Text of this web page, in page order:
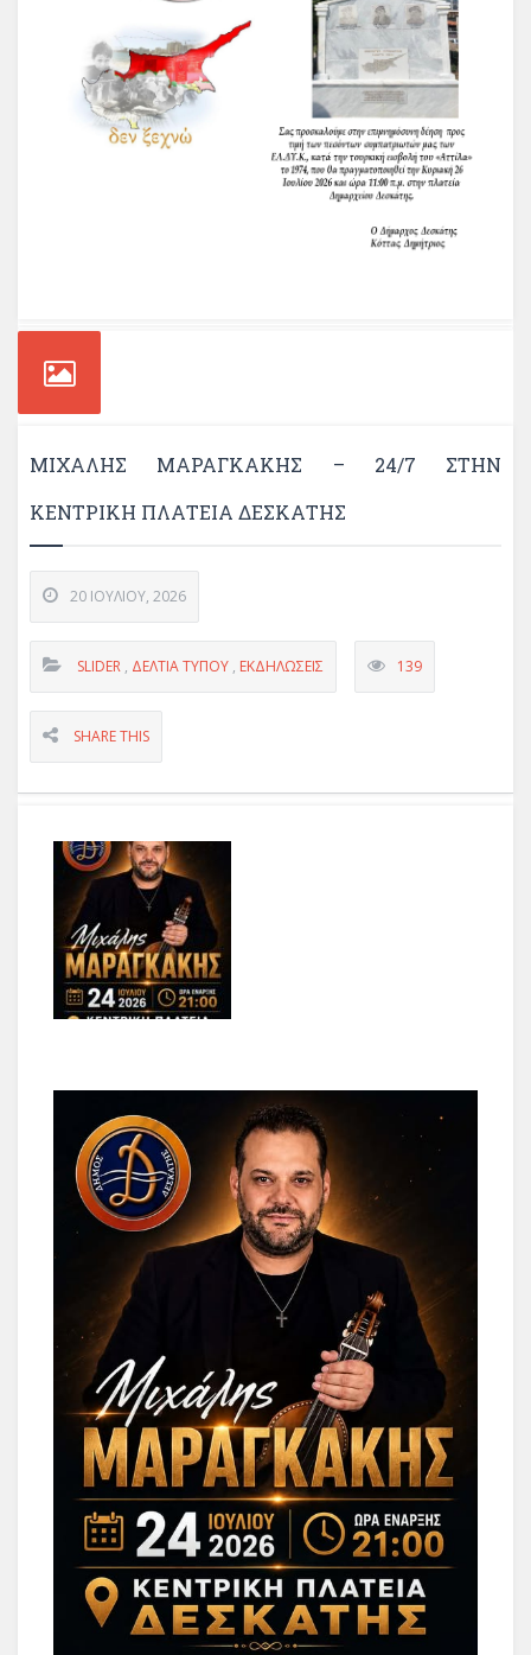
ΜΙΧΑΛΗΣ ΜΑΡΑΓΚΑΚΗΣ – 24/7 ΣΤΗΝ
ΚΕΝΤΡΙΚΗ ΠΛΑΤΕΙΑ ΔΕΣΚΑΤΗΣ
20 ΙΟΥΛΊΟΥ, 2026
SLIDER , ΔΕΛΤΊΑ ΤΎΠΟΥ , ΕΚΔΗΛΏΣΕΙΣ 139
SHARE THIS